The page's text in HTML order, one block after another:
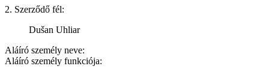
2. Szerződő fél:
Dušan Uhliar
Aláíró személy neve:
Aláíró személy funkciója: